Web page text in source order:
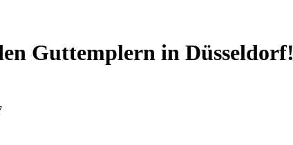
Guttemplern in Düsseldorf!